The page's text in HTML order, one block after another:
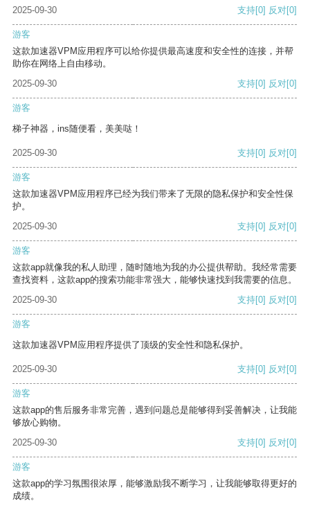
2025-09-30 支持[0] 反对[0]
游客
这款加速器VPM应用程序可以给你提供最高速度和安全性的连接，并帮
助你在网络上自由移动。
2025-09-30
支持[0] 反对[0]
游客
梯子神器，ins随便看，美美哒！
2025-09-30 支持[0] 反对[0]
游客
这款加速器VPM应用程序已经为我们带来了无限的隐私保护和安全性保
护。
2025-09-30
支持[0] 反对[0]
游客
这款app就像我的私人助理，随时随地为我的办公提供帮助。我经常需要
查找资料，这款app的搜索功能非常强大，能够快速找到我需要的信息。
2025-09-30
支持[0] 反对[0]
游客
这款加速器VPM应用程序提供了顶级的安全性和隐私保护。
2025-09-30 支持[0] 反对[0]
游客
这款app的售后服务非常完善，遇到问题总是能够得到妥善解决，让我能
够放心购物。
2025-09-30
支持[0] 反对[0]
游客
这款app的学习氛围很浓厚，能够激励我不断学习，让我能够取得更好的
成绩。